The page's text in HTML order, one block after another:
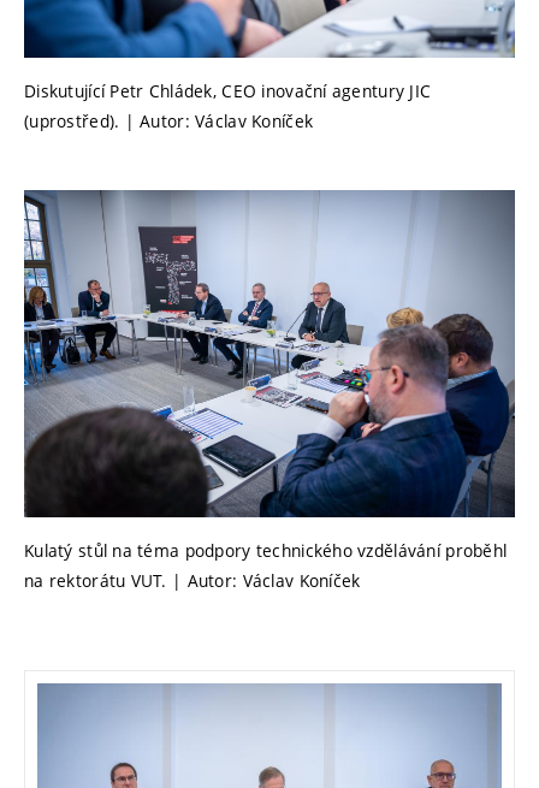
Diskutující Petr Chládek, CEO inovační agentury JIC
(uprostřed). | Autor: Václav Koníček
Kulatý stůl na téma podpory technického vzdělávání proběhl
na rektorátu VUT. | Autor: Václav Koníček